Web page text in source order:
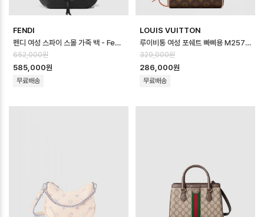
FENDI
펜디 여성 스파이 스몰 가죽 백 - Fendi Womens Spy Small Leather…
652,000원
585,000원
무료배송
LOUIS VUITTON
루이비통 여성 포쉐트 빠삐용 M25703 - Louis vuitton Womens Poch…
329,000원
286,000원
무료배송